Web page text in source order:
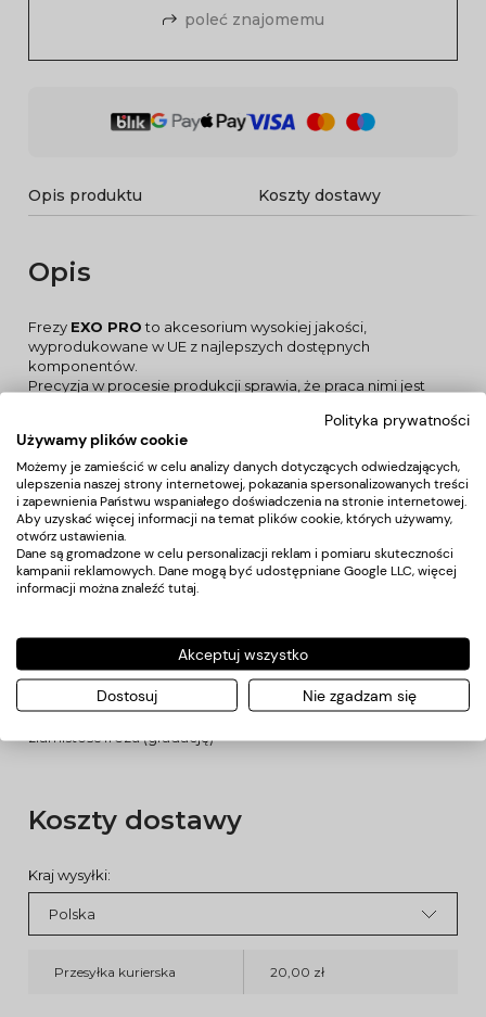
poleć znajomemu
Opis produktu Koszty dostawy
Opis
Frezy EXO PROto akcesorium wysokiej jakości,
wyprodukowane w UE z najlepszych dostępnych
komponentów.
Precyzja w procesie produkcji sprawia, że praca nimi jest
Należy pamiętać, że odpowiednio dobranym frezem z
łatwością usuniemy hybrydę z powierzchni paznokcia,
nadamy im pożądany kształt i długość, wygładzimy
zrogowacenia oraz usuniemy szpecące skórki.
ZASTOSOWANIE:
Frez diamentowy walec zaokrąglony świetnie sprawdza się
zarówno przy zabiegach manicure, jak i pedicure. Smukły
kształt i przede wszystkim zaokrąglona końcówka frezu
pozwalają na precyzyjne usunięcie obrąbka naskórka z płytki
paznokciowej.
- materiał:stal nierdzewna z nasypem diamentowym
L-8,0 mm, Ø1,8 mm
- kształt:walec zaokrąglony
- ostrość / ziarnistość:
średnia (niebieski)
Kolorowy znacznik umieszczony na frezie wskazuje ostrość,
ziarnistość frezu (gradację)
Koszty dostawy
Kraj wysyłki:
Przesyłka kurierska 20,00 zł
Polityka prywatności
Używamy plików cookie
Możemy je zamieścić w celu analizy danych dotyczących odwiedzających,
ulepszenia naszej strony internetowej, pokazania spersonalizowanych treści
i zapewnienia Państwu wspaniałego doświadczenia na stronie internetowej.
Aby uzyskać więcej informacji na temat plików cookie, których używamy,
otwórz ustawienia.
Dane są gromadzone w celu personalizacji reklam i pomiaru skuteczności
kampanii reklamowych. Dane mogą być udostępniane Google LLC, więcej
informacji można znaleźć tutaj
Akceptuj wszystko
Dostosuj Nie zgadzam się